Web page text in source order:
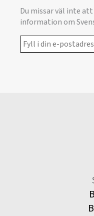
Du missar väl inte
information om